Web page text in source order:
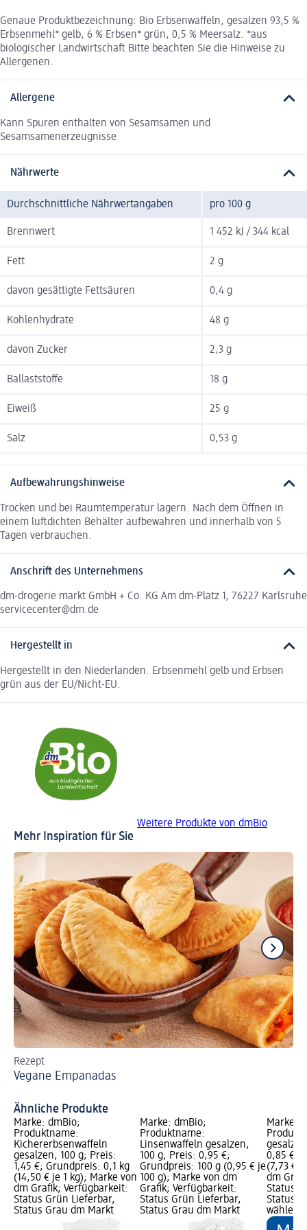
Genaue Produktbezeichnung: Bio Erbsenwaffeln, gesalzen 93,5 %
Erbsenmehl* gelb, 6 % Erbsen* grün, 0,5 % Meersalz. *aus
biologischer Landwirtschaft Bitte beachten Sie die Hinweise zu
Allergenen.
Allergene
Kann Spuren enthalten von Sesamsamen und
Sesamsamenerzeugnisse
Nährwerte
Durchschnittliche Nährwertangaben pro 100 g
Brennwert 1 452 kJ / 344 kcal
Fett 2 g
davon gesättigte Fettsäuren 0,4 g
Kohlenhydrate 48 g
davon Zucker 2,3 g
Ballaststoffe 18 g
Eiweiß 25 g
Salz 0,53 g
Aufbewahrungshinweise
Trocken und bei Raumtemperatur lagern. Nach dem Öffnen in
einem luftdichten Behälter aufbewahren und innerhalb von 5
Tagen verbrauchen.
Anschrift des Unternehmens
dm-drogerie markt GmbH + Co. KG Am dm-Platz 1, 76227 Karlsruhe
servicecenter@dm.de
Hergestellt in
Hergestellt in den Niederlanden. Erbsenmehl gelb und Erbsen
grün aus der EU/Nicht-EU.
Weitere Produkte von dmBio
Mehr Inspiration für Sie
Rezept
Vegane Empanadas
Ähnliche Produkte
Marke: dmBio;
Produktname:
Kichererbsenwaffeln
gesalzen, 100 g; Preis:
1,45 €; Grundpreis: 0,1 kg
(14,50 € je 1 kg); Marke von
dm Grafik; Verfügbarkeit:
Status Grün Lieferbar,
Status Grau dm Markt
Marke: dmBio;
Produktname:
Linsenwaffeln gesalzen,
100 g; Preis: 0,95 €;
Grundpreis: 100 g (0,95 € je
100 g); Marke von dm
Grafik; Verfügbarkeit:
Status Grün Lieferbar,
Status Grau dm Markt
Marke:
0,85 €;
(7,73 €
dm
Status
Status
wählen